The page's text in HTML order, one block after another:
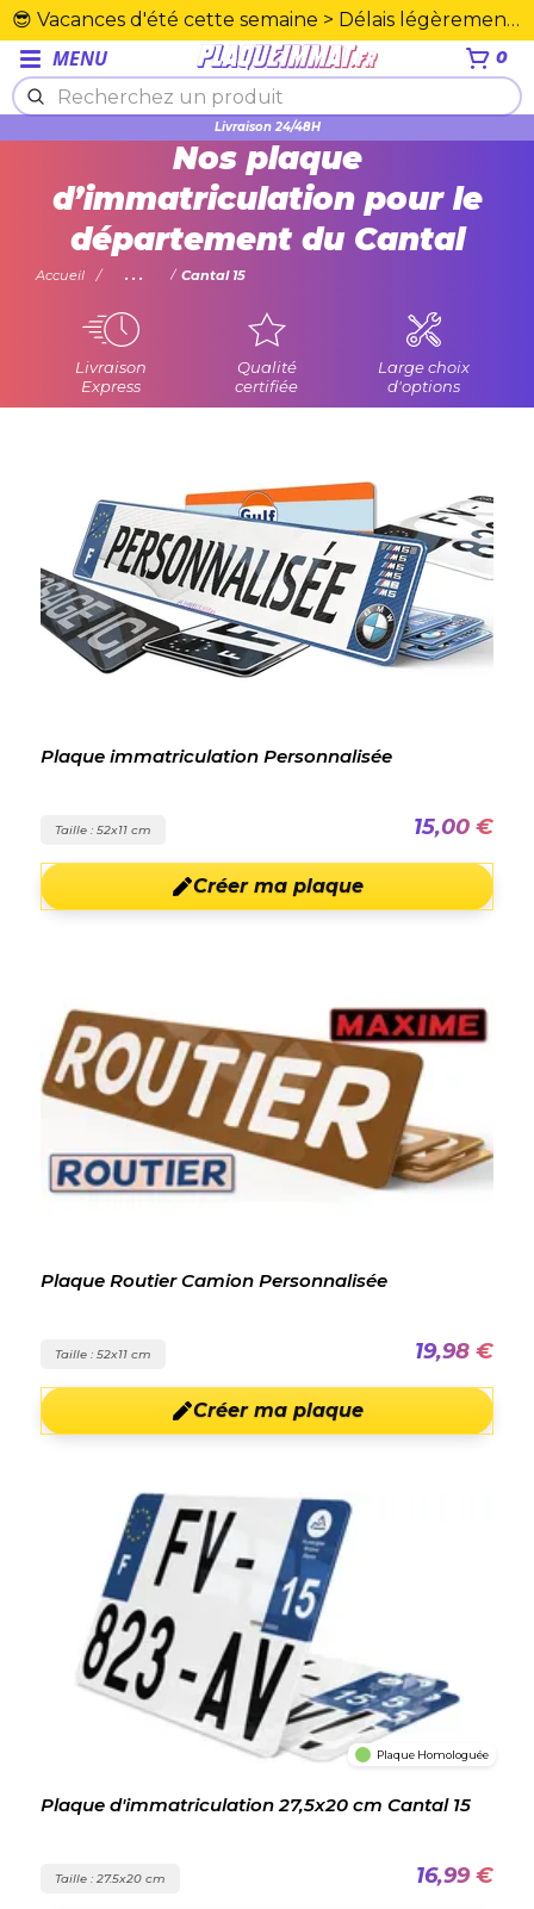
😎 Vacances d'été cette semaine > Délais légèrement rallongés. Merci☀️
MENU 0
Plexiglas en PMMA supérieure
Nos plaque
d’immatriculation pour le
département du Cantal
Accueil ... Cantal 15
Livraison
Express
Qualité
certifiée
Large choix
d'options
Plaque immatriculation Personnalisée
Taille : 52x11 cm 15,00 €
Créer ma plaque
Plaque Routier Camion Personnalisée
Taille : 52x11 cm 19,98 €
Créer ma plaque
Plaque Homologuée
Plaque d'immatriculation 27,5x20 cm Cantal 15
Taille : 27.5x20 cm 16,99 €